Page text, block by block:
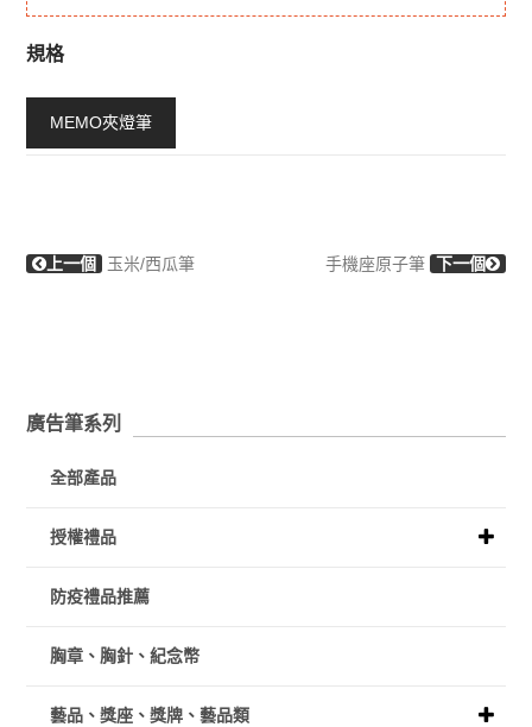
規格
MEMO夾燈筆
上一個 玉米/西瓜筆 手機座原子筆 下一個
廣告筆系列
全部產品
授權禮品
防疫禮品推薦
胸章、胸針、紀念幣
藝品、獎座、獎牌、藝品類